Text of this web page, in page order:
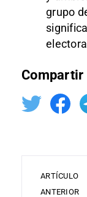
grupo
Compartir
ARTÍCULO
ANTERIOR